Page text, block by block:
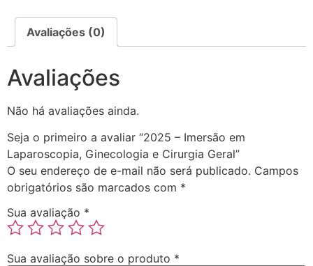
Avaliações (0)
Avaliações
Não há avaliações ainda.
Seja o primeiro a avaliar “2025 – Imersão em
Laparoscopia, Ginecologia e Cirurgia Geral”
O seu endereço de e-mail não será publicado. Campos
obrigatórios são marcados com *
Sua avaliação *
Sua avaliação sobre o produto *